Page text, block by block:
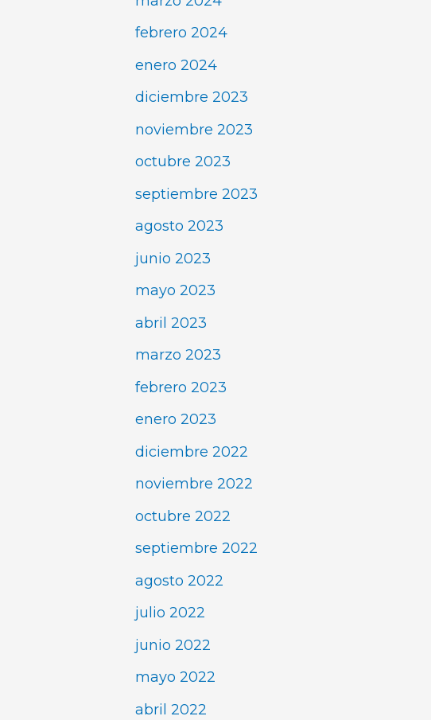
febrero 2024
enero 2024
diciembre 2023
noviembre 2023
octubre 2023
septiembre 2023
agosto 2023
junio 2023
mayo 2023
abril 2023
marzo 2023
febrero 2023
enero 2023
diciembre 2022
noviembre 2022
octubre 2022
septiembre 2022
agosto 2022
julio 2022
junio 2022
mayo 2022
abril 2022